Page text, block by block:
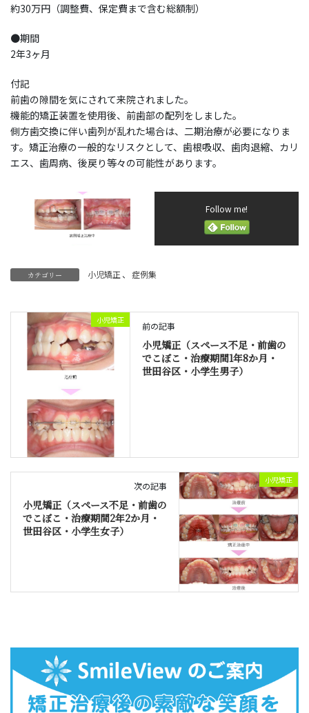
約30万円（調整費、保定費まで含む総額制）
●期間
2年3ヶ月
付記
前歯の隙間を気にされて来院されました。
機能的矯正装置を使用後、前歯部の配列をしました。
側方歯交換に伴い歯列が乱れた場合は、二期治療が必要になりま
す。矯正治療の一般的なリスクとして、歯根吸収、歯肉退縮、カリ
エス、歯周病、後戻り等々の可能性があります。
Follow me!
カテゴリー 小児矯正 、 症例集
小児矯正
前の記事
小児矯正（スペース不足・前歯の
でこぼこ・治療期間1年8か月・
世田谷区・小学生男子）
小児矯正
次の記事
小児矯正（スペース不足・前歯の
でこぼこ・治療期間2年2か月・
世田谷区・小学生女子）